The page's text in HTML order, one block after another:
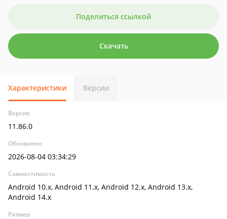
Поделиться ссылкой
Скачать
Характеристики Версии
Версия
11.86.0
Обновлено
2026-08-04 03:34:29
Совместимость
Android 10.x, Android 11.x, Android 12.x, Android 13.x,
Android 14.x
Размер